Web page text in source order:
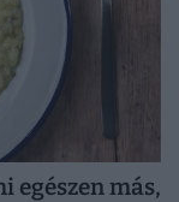
egészen más,